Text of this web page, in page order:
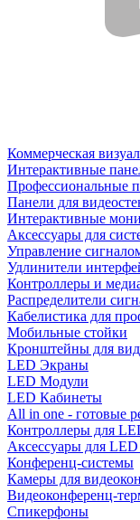
Коммерческая
Интерактивные
Профессиональные
Панели для
Интерактивные
Аксессуары для
Управление
Удлинители
Контроллеры и
Распределители
Кабелистика для
Мобильные стойки
Кронштейны для
LED Экраны
LED Модули
LED Кабинеты
All in one - готовые
Контроллеры для
Аксессуары для LED
Конференц-системы
Камеры для
Видеоконференц-
Спикерфоны